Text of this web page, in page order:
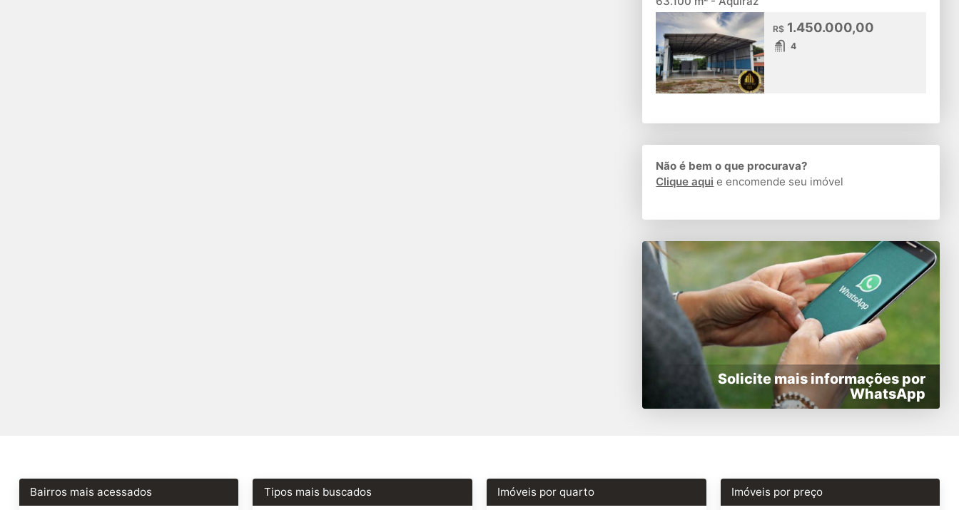
R$ 1.450.000,00
4
Não é bem o que procurava?
Clique aqui e encomende seu imóvel
Solicite mais informações por
WhatsApp
Bairros mais acessados
Tipos mais buscados
Imóveis por quarto
Imóveis por preço